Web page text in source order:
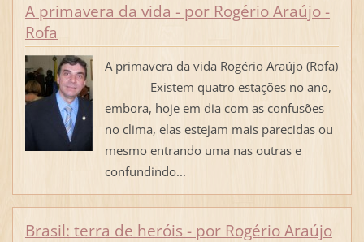
A primavera da vida - por Rogério Araújo -
Rofa
A primavera da vida Rogério Araújo (Rofa)
Existem quatro estações no ano,
embora, hoje em dia com as confusões
no clima, elas estejam mais parecidas ou
mesmo entrando uma nas outras e
confundindo...
Brasil: terra de heróis - por Rogério Araújo